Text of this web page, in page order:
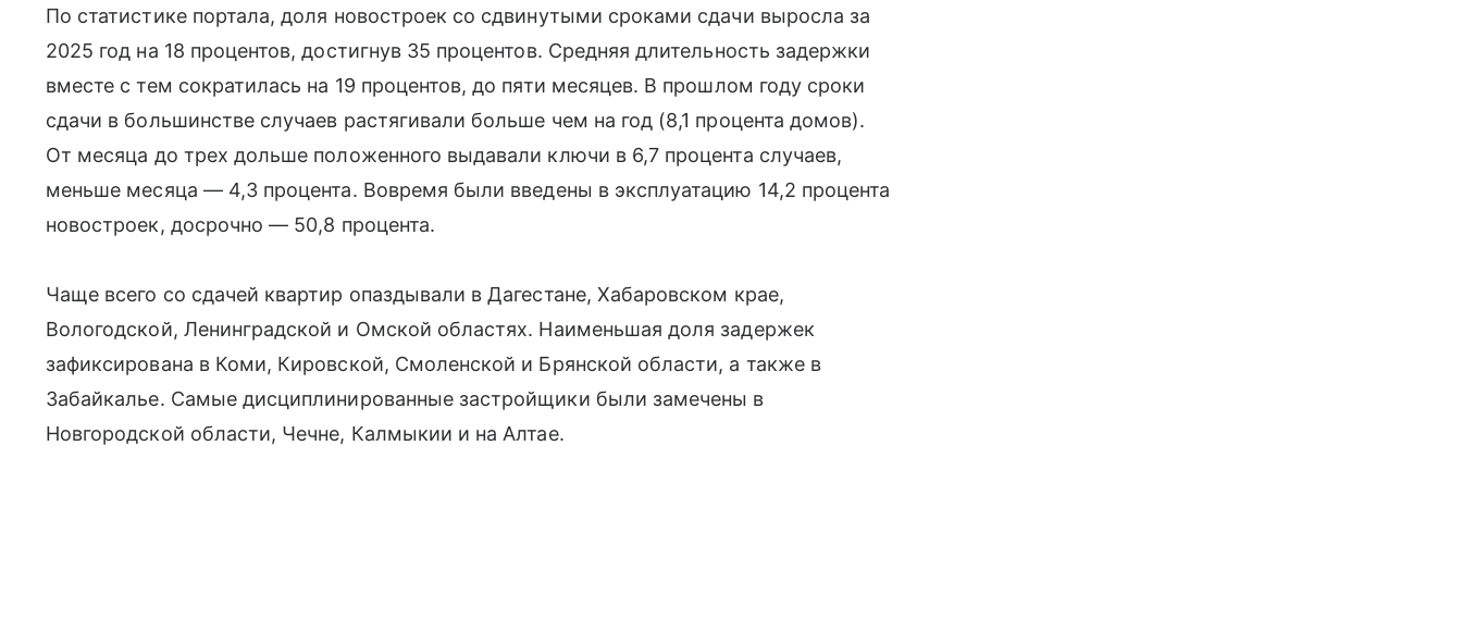
По статистике портала, доля новостроек со сдвинутыми сроками сдачи выросла за
2025 год на 18 процентов, достигнув 35 процентов. Средняя длительность задержки
вместе с тем сократилась на 19 процентов, до пяти месяцев. В прошлом году сроки
сдачи в большинстве случаев растягивали больше чем на год (8,1 процента домов).
От месяца до трех дольше положенного выдавали ключи в 6,7 процента случаев,
меньше месяца — 4,3 процента. Вовремя были введены в эксплуатацию 14,2 процента
новостроек, досрочно — 50,8 процента.
Чаще всего со сдачей квартир опаздывали в Дагестане, Хабаровском крае,
Вологодской, Ленинградской и Омской областях. Наименьшая доля задержек
зафиксирована в Коми, Кировской, Смоленской и Брянской области, а также в
Забайкалье. Самые дисциплинированные застройщики были замечены в
Новгородской области, Чечне, Калмыкии и на Алтае.